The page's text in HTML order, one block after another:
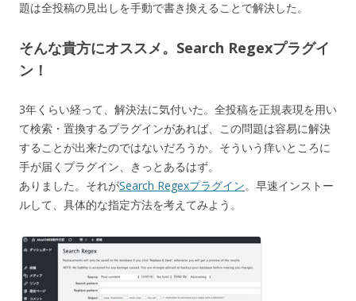
題は全投稿の見出しを手動で書き換えることで解決した。
そんな貴方にオススメ。Search Regexプラグイ
ン！
3年くらい経って、解決法に気付いた。全投稿を正規表現を用い
て検索・置換するプラグインがあれば、この問題は容易に解決
することが出来たのではないだろうか。そういう痒いところに
手が届くプラグイン、きっとあるはず。
ありました。それがSearch Regexプラグイン。早速インストー
ルして、具体的な指定方法を考えてみよう。